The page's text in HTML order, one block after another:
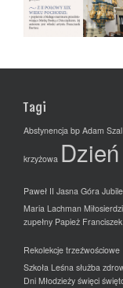
Tagi
Abstynencja bp Adam Szal
krzyżowa
Paweł II Jasna Góra
Maria Lachman
zupełny Papież Franciszek
Rekolekcje trzeźwościowe
Szkoła Leśna służba
Dni Młodzieży święci